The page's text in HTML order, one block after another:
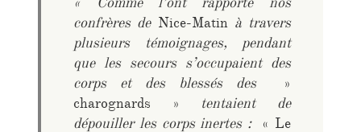
confrères de Nice-Matinà travers
plusieurs témoignages, pendant
que les secours s’occupaient des
corps et des blessés des
»
charognards » tentaient de
dépouiller les corps inertes : « Le